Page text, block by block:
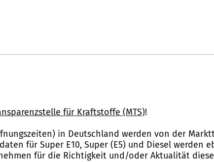
für Kraftstoffe (MTS)!
in Deutschland werden von der
für Super E10, Super (E5) und Diesel werden
für die Richtigkeit und/oder Aktualität